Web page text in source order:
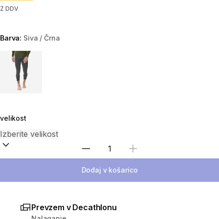
Z DDV
Barva: Siva / Črna
Choose a variant
velikost
Izberite količino
Dodaj v košarico
Prevzem v Decathlonu